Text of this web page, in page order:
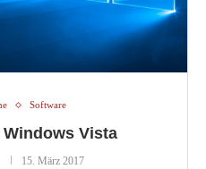
Software
Vista
15. März 2017